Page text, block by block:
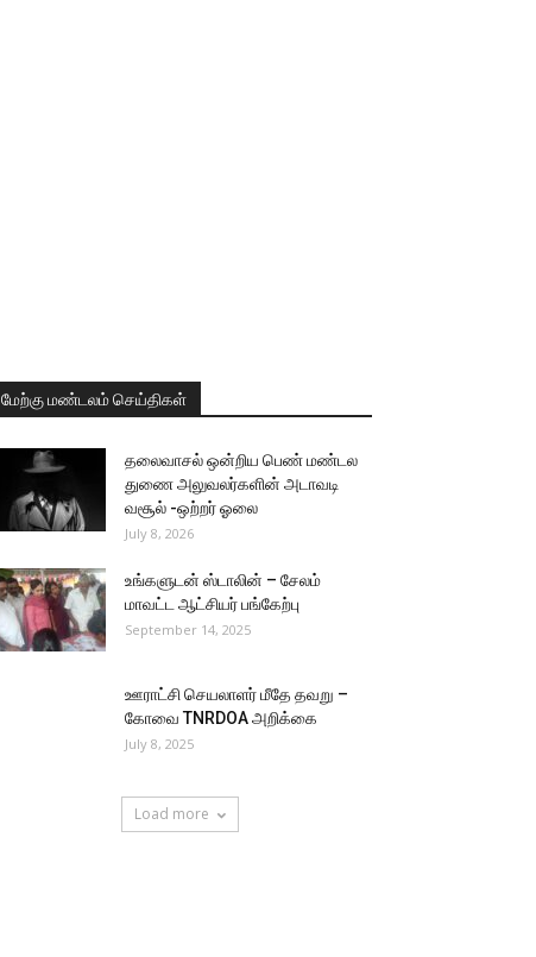
மேற்கு மண்டலம் செய்திகள்
தலைவாசல் ஒன்றிய பெண் மண்டல
துணை அலுவலர்களின் அடாவடி
வசூல் -ஒற்றர் ஓலை
July 8, 2026
உங்களுடன் ஸ்டாலின் – சேலம்
மாவட்ட ஆட்சியர் பங்கேற்பு
September 14, 2025
ஊராட்சி செயலாளர் மீதே தவறு –
கோவை TNRDOA அறிக்கை
July 8, 2025
Load more